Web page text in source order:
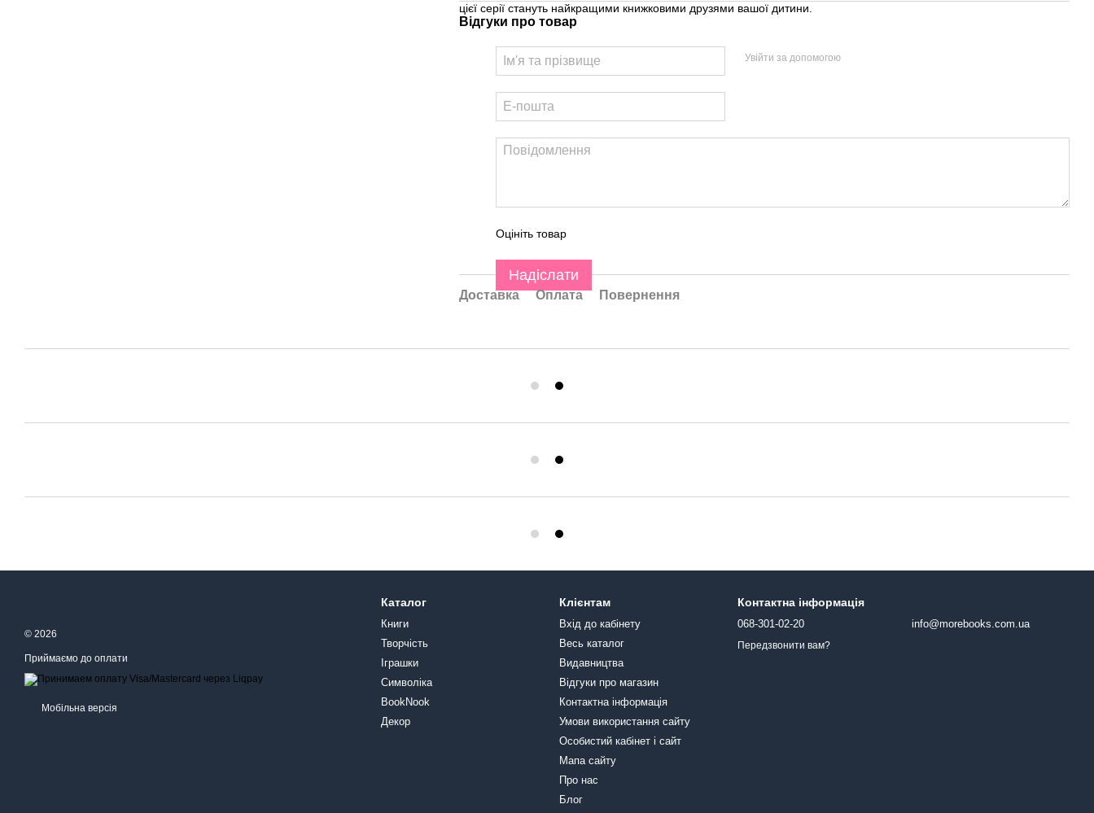
цієї серії стануть найкращими книжковими друзями вашої дитини.
Відгуки про товар
Увійти за допомогою
Оцініть товар
Надіслати
Доставка Оплата Повернення
© 2026
Приймаємо до оплати
Мобільна версія
Каталог
Книги
Творчість
Іграшки
Символіка
BookNook
Декор
Клієнтам
Вхід до кабінету
Весь каталог
Видавництва
Відгуки про магазин
Контактна інформація
Умови використання сайту
Особистий кабінет і сайт
Мапа сайту
Про нас
Блог
Контактна інформація
068-301-02-20
Передзвонити вам?
info@morebooks.com.ua